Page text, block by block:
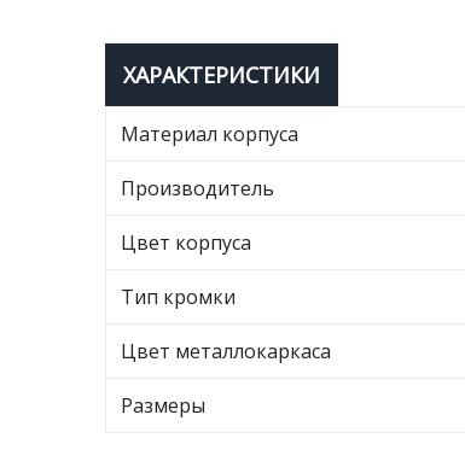
ХАРАКТЕРИСТИКИ
Материал корпуса
Производитель
Цвет корпуса
Тип кромки
Цвет металлокаркаса
Размеры